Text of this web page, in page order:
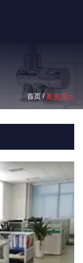
首页/案例展示